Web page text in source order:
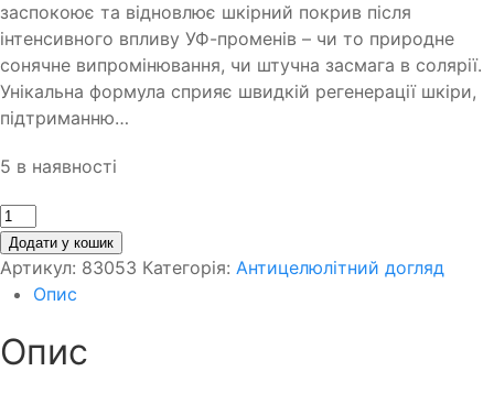
заспокоює та відновлює шкірний покрив після
інтенсивного впливу УФ-променів – чи то природне
сонячне випромінювання, чи штучна засмага в солярії.
Унікальна формула сприяє швидкій регенерації шкіри,
підтриманню…
5 в наявності
Кількість
Додати у кошик
Артикул: 83053 Категорія: Антицелюлітний догляд
Опис
Опис